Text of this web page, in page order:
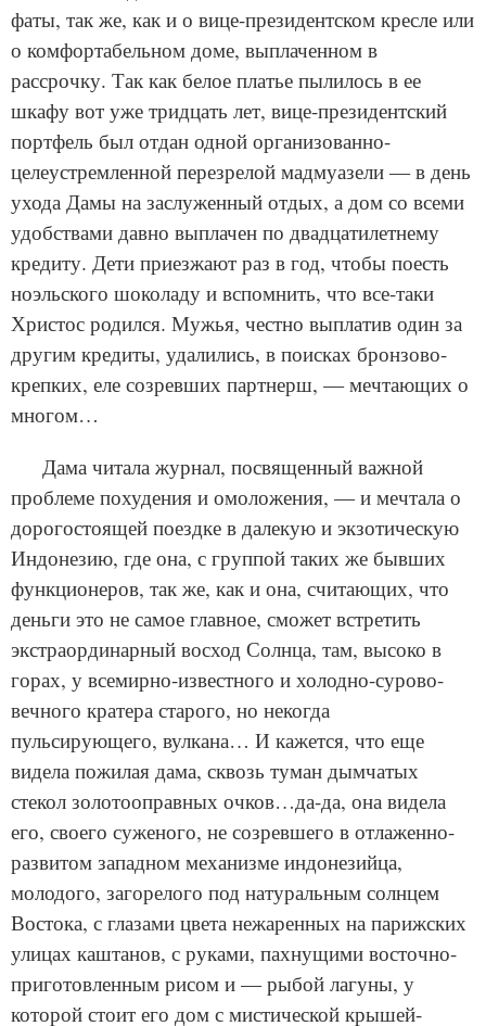
фаты, так же, как и о вице-президентском кресле или
о комфортабельном доме, выплаченном в
рассрочку. Так как белое платье пылилось в ее
шкафу вот уже тридцать лет, вице-президентский
портфель был отдан одной организованно-
целеустремленной перезрелой мадмуазели — в день
ухода Дамы на заслуженный отдых, а дом со всеми
удобствами давно выплачен по двадцатилетнему
кредиту. Дети приезжают раз в год, чтобы поесть
ноэльского шоколаду и вспомнить, что все-таки
Христос родился. Мужья, честно выплатив один за
другим кредиты, удалились, в поисках бронзово-
крепких, еле созревших партнерш, — мечтающих о
многом…
Дама читала журнал, посвященный важной
проблеме похудения и омоложения, — и мечтала о
дорогостоящей поездке в далекую и экзотическую
Индонезию, где она, с группой таких же бывших
функционеров, так же, как и она, считающих, что
деньги это не самое главное, сможет встретить
экстраординарный восход Солнца, там, высоко в
горах, у всемирно-известного и холодно-сурово-
вечного кратера старого, но некогда
пульсирующего, вулкана… И кажется, что еще
видела пожилая дама, сквозь туман дымчатых
стекол золотооправных очков…да-да, она видела
его, своего суженого, не созревшего в отлаженно-
развитом западном механизме индонезийца,
молодого, загорелого под натуральным солнцем
Востока, с глазами цвета нежаренных на парижских
улицах каштанов, с руками, пахнущими восточно-
приготовленным рисом и — рыбой лагуны, у
которой стоит его дом с мистической крышей-